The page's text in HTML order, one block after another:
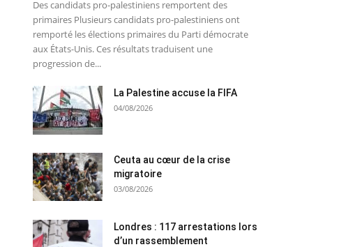
Des candidats pro-palestiniens remportent des
primaires Plusieurs candidats pro-palestiniens ont
remporté les élections primaires du Parti démocrate
aux États-Unis. Ces résultats traduisent une
progression de...
La Palestine accuse la FIFA
04/08/2026
Ceuta au cœur de la crise
migratoire
03/08/2026
Londres : 117 arrestations lors
d’un rassemblement